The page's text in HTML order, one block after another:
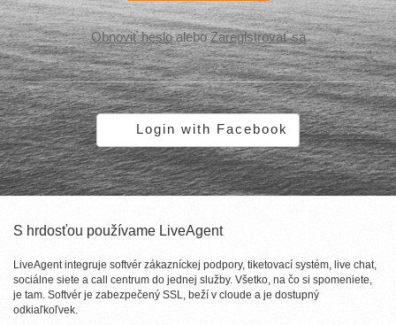
Obnoviť hesloaleboZaregistrovať sa
Login with Facebook
S hrdosťou používame LiveAgent
LiveAgent integruje softvér zákazníckej podpory, tiketovací systém, live chat,
sociálne siete a call centrum do jednej služby. Všetko, na čo si spomeniete,
je tam. Softvér je zabezpečený SSL, beží v cloude a je dostupný
odkiaľkoľvek.